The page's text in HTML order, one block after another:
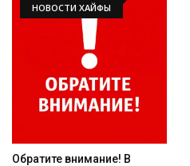
НОВОСТИ ХАЙФЫ
Обратите внимание! В